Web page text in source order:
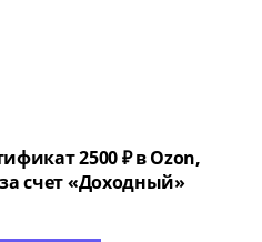
2500 ₽ в Ozon,
счет «Доходный»